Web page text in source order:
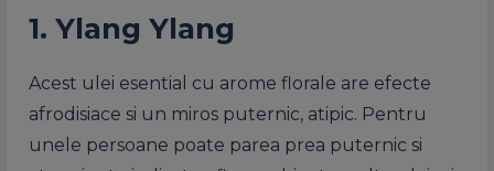
1. Ylang Ylang
Acest ulei esential cu arome florale are efecte
afrodisiace si un miros puternic, atipic. Pentru
unele persoane poate parea prea puternic si